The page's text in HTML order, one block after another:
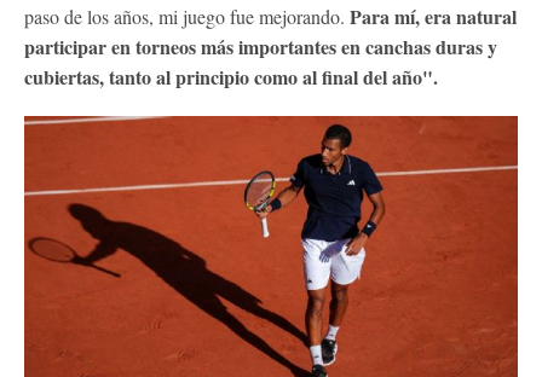
paso de los años, mi juego fue mejorando. Para mí, era natural
participar en torneos más importantes en canchas duras y
cubiertas, tanto al principio como al final del año".